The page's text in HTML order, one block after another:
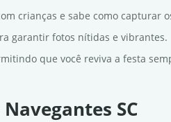
crianças e sabe como capturar
garantir fotos nítidas e vibrantes.
que você reviva a festa
Navegantes SC